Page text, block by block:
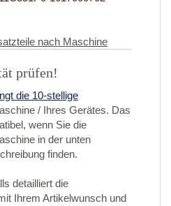
nach Maschine
prüfen!
die 10-stellige
/ Ihres Gerätes. Das
wenn Sie die
in der unten
finden.
detailliert die
Ihrem Artikelwunsch und